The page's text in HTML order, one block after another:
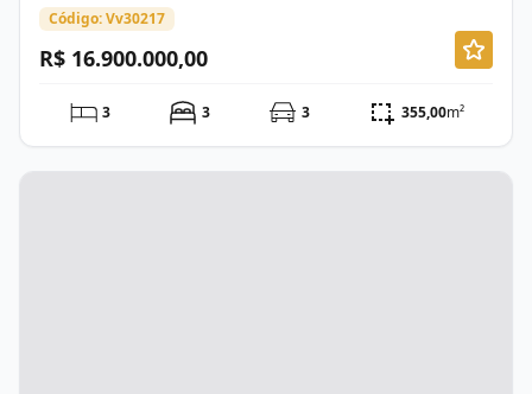
Código: Vv30217
R$ 16.900.000,00
3 3 3 355,00m²